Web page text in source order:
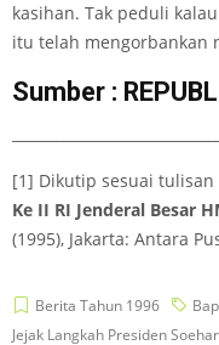
kasihan. Tak peduli
itu telah mengorbankan
Sumber :
[1] Dikutip sesuai
Ke II RI Jenderal Besar
(1995), Jakarta: Antara
Berita Tahun 1996
Jejak Langkah Presiden